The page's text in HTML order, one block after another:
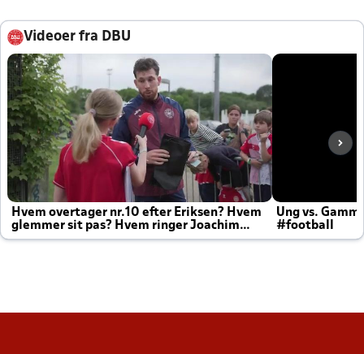
Videoer fra DBU
Hvem overtager nr.10 efter Eriksen? Hvem
glemmer sit pas? Hvem ringer Joachim
altid til efter kampe?
Ung vs.
#football